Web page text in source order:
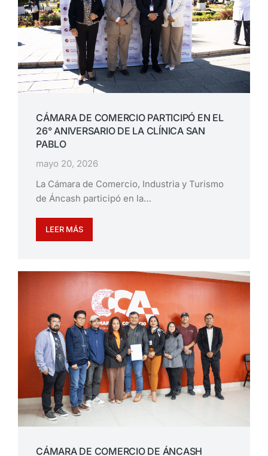
CÁMARA DE COMERCIO PARTICIPÓ EN EL
26° ANIVERSARIO DE LA CLÍNICA SAN
PABLO
mayo 20, 2026
La Cámara de Comercio, Industria y Turismo
de Áncash participó en la…
LEER MÁS
CÁMARA DE COMERCIO DE ÁNCASH